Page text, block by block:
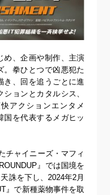
め、企画や制作、主演
。拳ひとつで凶悪犯た
き、回を追うごとに進
ョンとカタルシス、
アクションエンタメ
国を代表するメガヒッ
チャイニーズ・マフィ
』では国境を
誅を下し、2024年2月
』で新種薬物事件を取